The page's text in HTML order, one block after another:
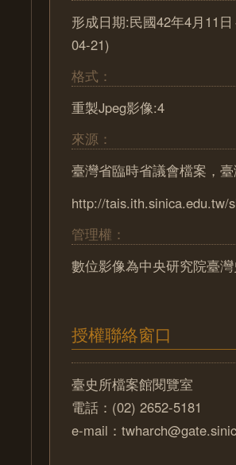
形成日期:民國42年4月11
04-21)
格式：
重製Jpeg影像:4
來源：
臺灣省臨時省議會檔案，
http://tais.ith.sinica.edu.tw/
管理權：
數位影像為中央研究院臺
授權聯絡窗口
臺史所檔案館閱覽室
電話：(02) 2652-5181
e-mail：